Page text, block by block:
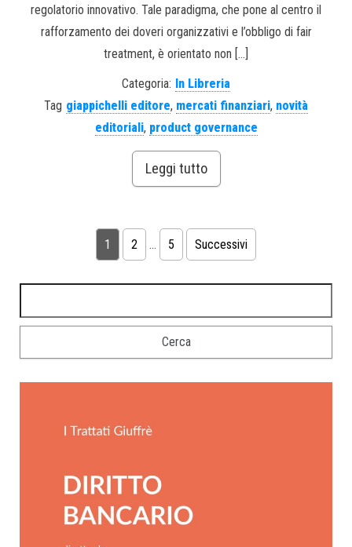
regolatorio innovativo. Tale paradigma, che pone al centro il
rafforzamento dei doveri organizzativi e l’obbligo di fair
treatment, è orientato non […]
Categoria: In Libreria
Tag giappichelli editore, mercati finanziari, novità
editoriali, product governance
Leggi tutto
1 2 … 5 Successivi